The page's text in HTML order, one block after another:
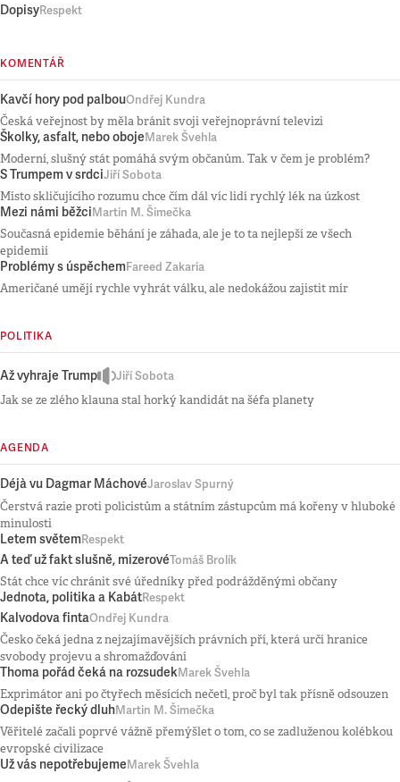
DopisyRespekt
KOMENTÁŘ
Kavčí hory pod palbouOndřej Kundra
Česká veřejnost by měla bránit svoji veřejnoprávní televizi
Školky, asfalt, nebo obojeMarek Švehla
Moderní, slušný stát pomáhá svým občanům. Tak v čem je problém?
S Trumpem v srdciJiří Sobota
Místo skličujícího rozumu chce čím dál víc lidí rychlý lék na úzkost
Mezi námi běžciMartin M. Šimečka
Současná epidemie běhání je záhada, ale je to ta nejlepší ze všech
epidemií
Problémy s úspěchemFareed Zakaria
Američané umějí rychle vyhrát válku, ale nedokážou zajistit mír
POLITIKA
Až vyhraje Trump Jiří Sobota
Jak se ze zlého klauna stal horký kandidát na šéfa planety
AGENDA
Déjà vu Dagmar MáchovéJaroslav Spurný
Čerstvá razie proti policistům a státním zástupcům má kořeny v hluboké
minulosti
Letem světemRespekt
A teď už fakt slušně, mizerovéTomáš Brolík
Stát chce víc chránit své úředníky před podrážděnými občany
Jednota, politika a KabátRespekt
Kalvodova fintaOndřej Kundra
Česko čeká jedna z nejzajímavějších právních pří, která určí hranice
svobody projevu a shromažďování
Thoma pořád čeká na rozsudekMarek Švehla
Exprimátor ani po čtyřech měsících nečetl, proč byl tak přísně odsouzen
Odepište řecký dluhMartin M. Šimečka
Věřitelé začali poprvé vážně přemýšlet o tom, co se zadluženou kolébkou
evropské civilizace
Už vás nepotřebujemeMarek Švehla